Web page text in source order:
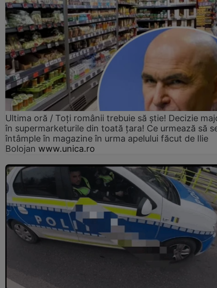
Ultima oră / Toți românii trebuie să știe! Decizie
în supermarketurile din toată țara! Ce urmează să
întâmple în magazine în urma apelului făcut de Ilie
Bolojan www.unica.ro